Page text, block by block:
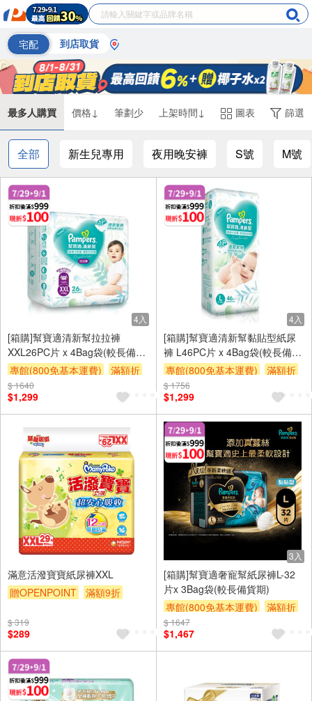
宅配 到店取貨
最多人購買 價格↓ 筆劃少 上架時間↓ 圖表 篩選
全部 新生兒專用 夜用晚安褲 S號 M號
4入
[箱購]幫寶適清新幫拉拉褲
XXL26PC片 x 4Bag袋(較長備貨
期)
專館(800免基本運費) 滿額折
$ 1640
$1,299
4入
[箱購]幫寶適清新幫黏貼型紙尿
褲 L46PC片 x 4Bag袋(較長備貨
期)
專館(800免基本運費) 滿額折
$ 1756
$1,299
滿意活潑寶寶紙尿褲XXL
贈OPENPOINT
滿額9折
$ 319
$289
3入
[箱購]幫寶適奢寵幫紙尿褲L-32
片x 3Bag袋(較長備貨期)
專館(800免基本運費)
滿額折
$ 1647
$1,467